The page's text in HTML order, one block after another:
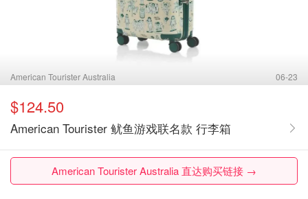
American Tourister Australia 06-23
$124.50
American Tourister 鱿鱼游戏联名款 行李箱
American Tourister Australia 直达购买链接 →